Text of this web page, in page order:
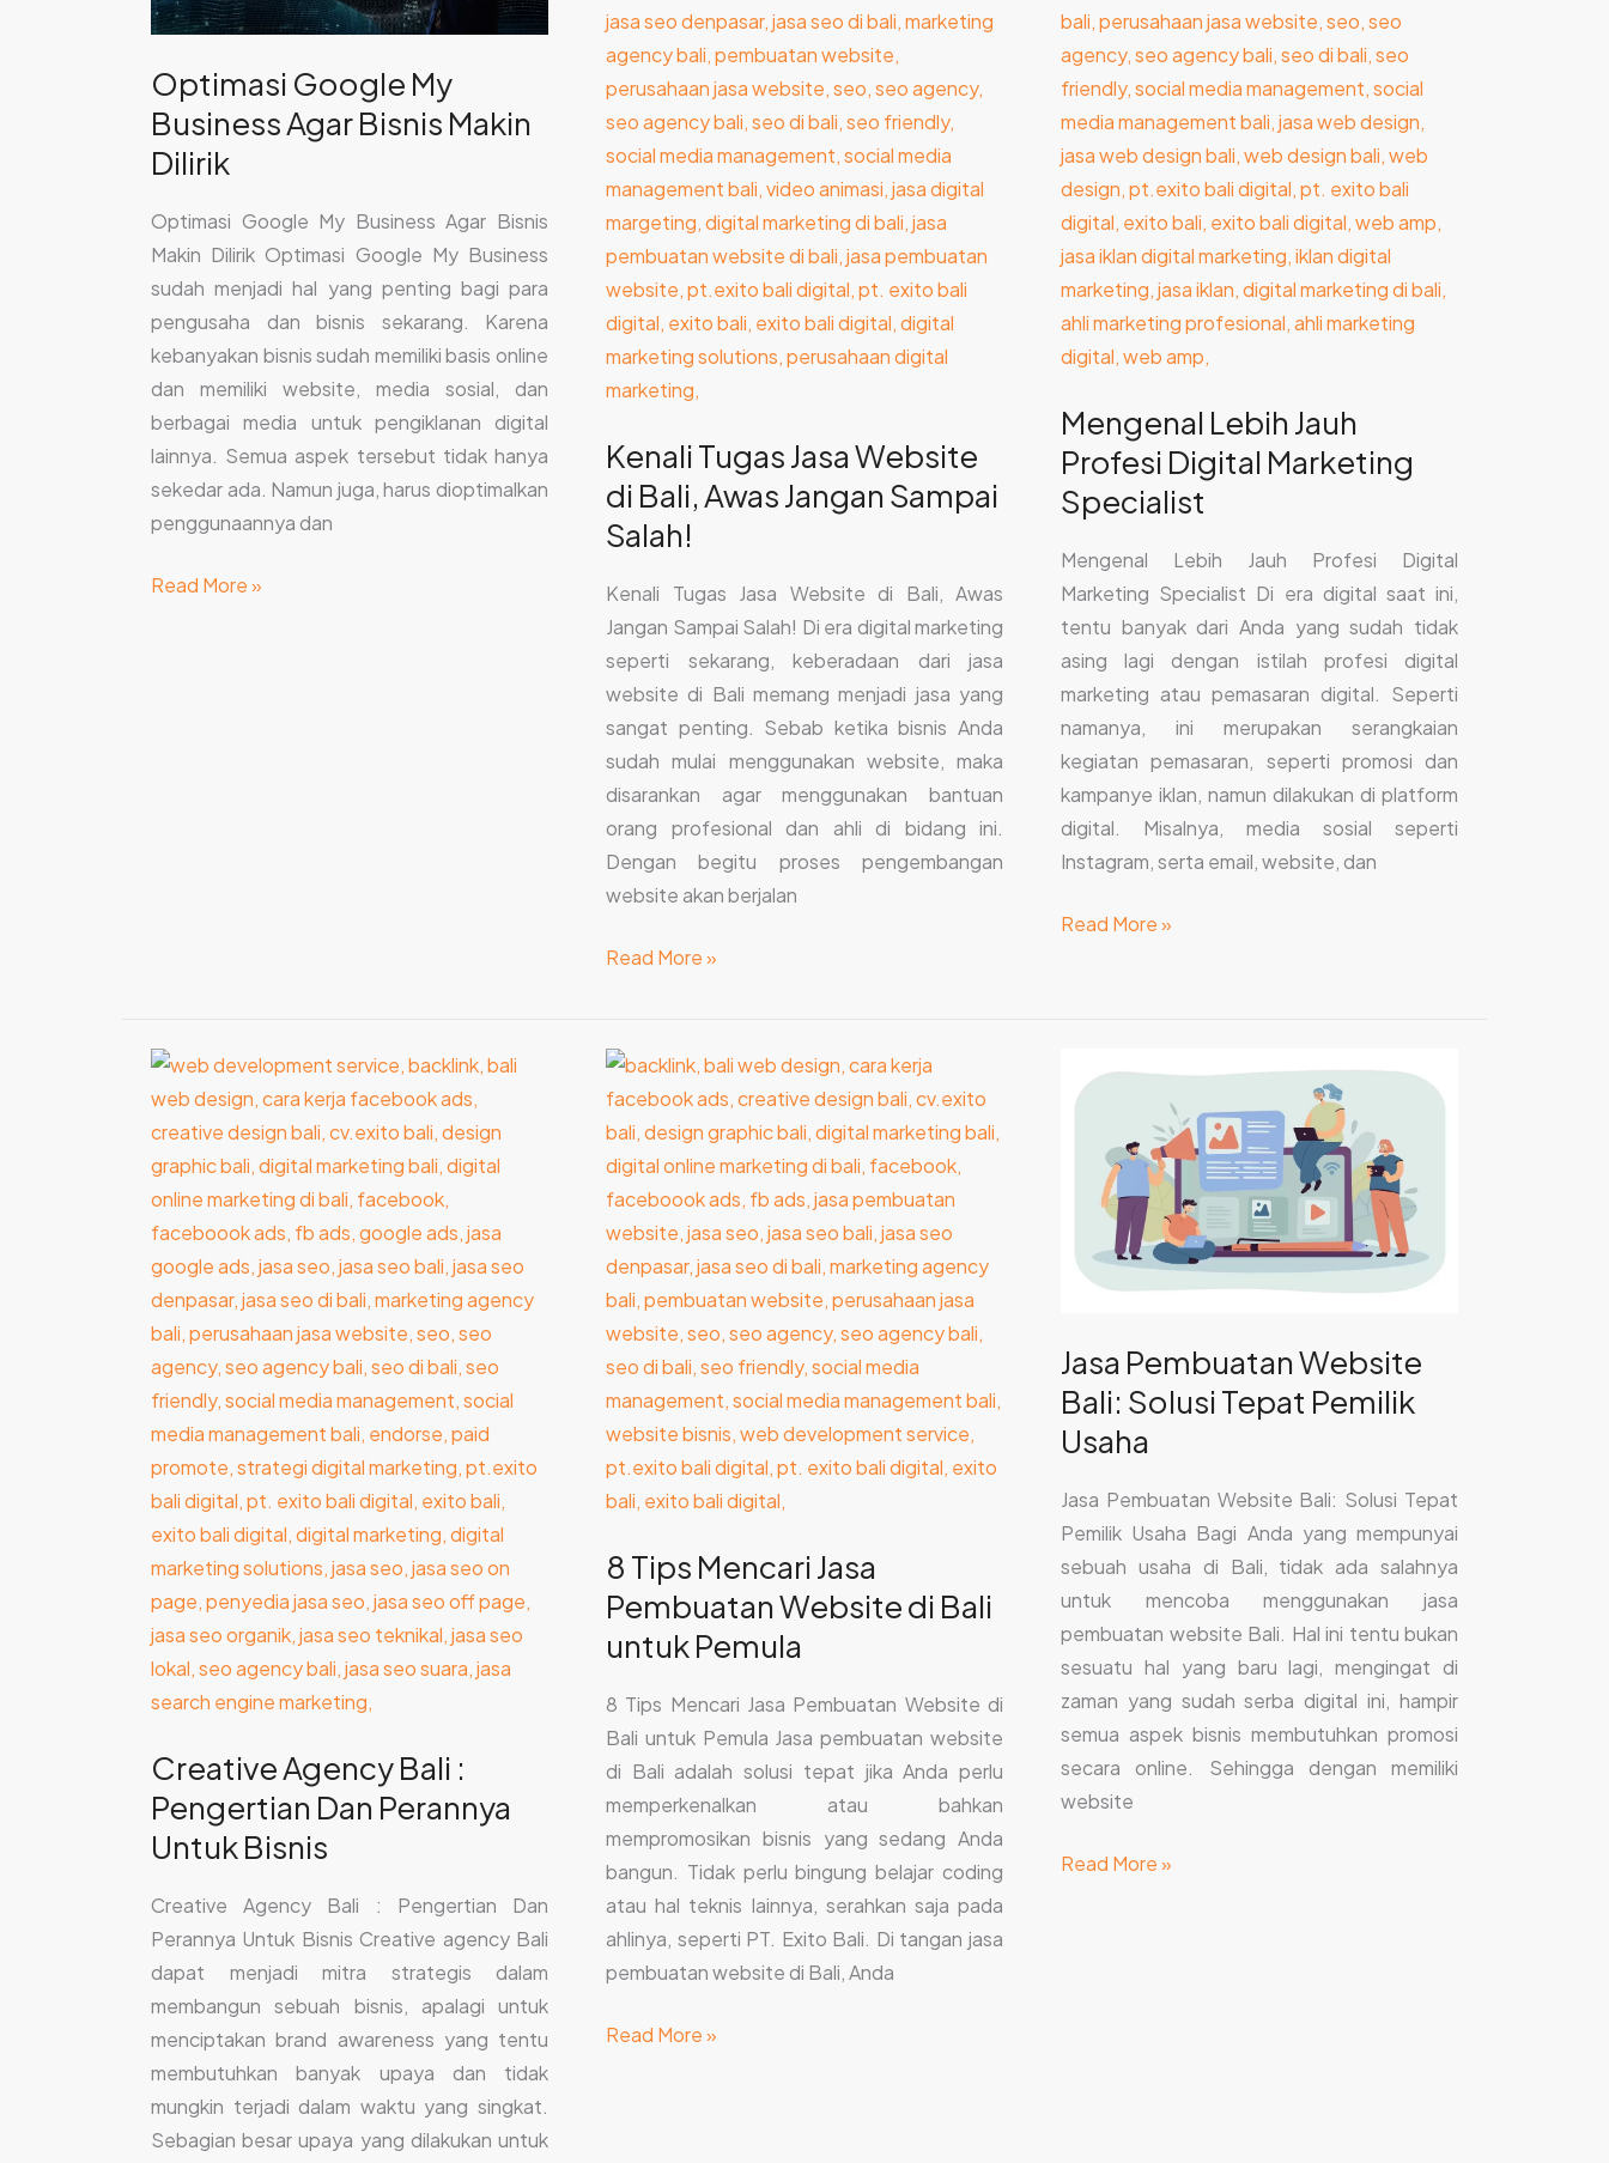
Optimasi Google My
Business Agar Bisnis Makin
Dilirik
Optimasi Google My Business Agar Bisnis
Makin Dilirik Optimasi Google My Business
sudah menjadi hal yang penting bagi para
pengusaha dan bisnis sekarang. Karena
kebanyakan bisnis sudah memiliki basis online
dan memiliki website, media sosial, dan
berbagai media untuk pengiklanan digital
lainnya. Semua aspek tersebut tidak hanya
sekedar ada. Namun juga, harus dioptimalkan
penggunaannya dan
Dilirik
Read More »
Kenali Tugas Jasa Website
di Bali, Awas Jangan Sampai
Salah!
Kenali Tugas Jasa Website di Bali, Awas
Jangan Sampai Salah! Di era digital marketing
seperti sekarang, keberadaan dari jasa
website di Bali memang menjadi jasa yang
sangat penting. Sebab ketika bisnis Anda
sudah mulai menggunakan website, maka
disarankan agar menggunakan bantuan
orang profesional dan ahli di bidang ini.
Dengan begitu proses pengembangan
website akan berjalan
Jangan
Sampai
Salah!
Read More »
Mengenal Lebih Jauh
Profesi Digital Marketing
Specialist
Mengenal Lebih Jauh Profesi Digital
Marketing Specialist Di era digital saat ini,
tentu banyak dari Anda yang sudah tidak
asing lagi dengan istilah profesi digital
marketing atau pemasaran digital. Seperti
namanya, ini merupakan serangkaian
kegiatan pemasaran, seperti promosi dan
kampanye iklan, namun dilakukan di platform
digital. Misalnya, media sosial seperti
Instagram, serta email, website, dan
Read More »
Creative Agency Bali :
Pengertian Dan Perannya
Untuk Bisnis
Creative Agency Bali : Pengertian Dan
Perannya Untuk Bisnis Creative agency Bali
dapat menjadi mitra strategis dalam
membangun sebuah bisnis, apalagi untuk
menciptakan brand awareness yang tentu
membutuhkan banyak upaya dan tidak
mungkin terjadi dalam waktu yang singkat.
Sebagian besar upaya yang dilakukan untuk
Creative
Agency
Bali
:
Pengertian
Dan
Perannya
Untuk
Bisnis
8 Tips Mencari Jasa
Pembuatan Website di Bali
untuk Pemula
8 Tips Mencari Jasa Pembuatan Website di
Bali untuk Pemula Jasa pembuatan website
di Bali adalah solusi tepat jika Anda perlu
memperkenalkan atau bahkan
mempromosikan bisnis yang sedang Anda
bangun. Tidak perlu bingung belajar coding
atau hal teknis lainnya, serahkan saja pada
ahlinya, seperti PT. Exito Bali. Di tangan jasa
pembuatan website di Bali, Anda
8
Tips
Mencari
Jasa
Pembuatan
Website
di
Bali
untuk
Pemula
Read More »
Jasa Pembuatan Website
Bali: Solusi Tepat Pemilik
Usaha
Jasa Pembuatan Website Bali: Solusi Tepat
Pemilik Usaha Bagi Anda yang mempunyai
sebuah usaha di Bali, tidak ada salahnya
untuk mencoba menggunakan jasa
pembuatan website Bali. Hal ini tentu bukan
sesuatu hal yang baru lagi, mengingat di
zaman yang sudah serba digital ini, hampir
semua aspek bisnis membutuhkan promosi
secara online. Sehingga dengan memiliki
website
Pembuatan
Solusi
Pemilik
Usaha
Read More »